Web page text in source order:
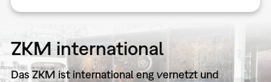
ZKM international
Das ZKM ist international eng vernetzt und